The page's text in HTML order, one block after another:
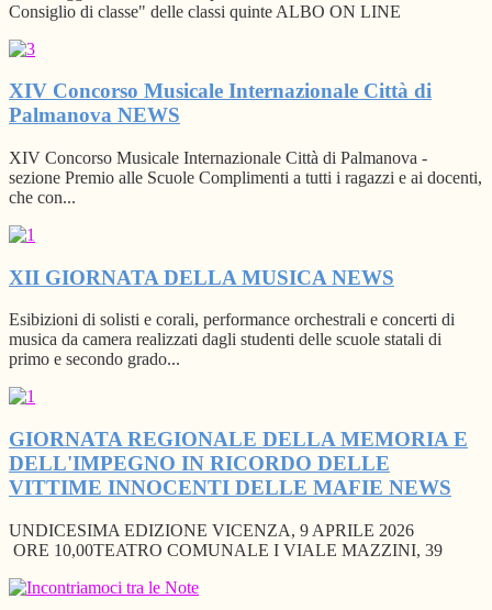
Consiglio di classe" delle classi quinte ALBO ON LINE
XIV Concorso Musicale Internazionale Città di
Palmanova NEWS
XIV Concorso Musicale Internazionale Città di Palmanova -
sezione Premio alle Scuole Complimenti a tutti i ragazzi e ai docenti,
che con...
XII GIORNATA DELLA MUSICA NEWS
Esibizioni di solisti e corali, performance orchestrali e concerti di
musica da camera realizzati dagli studenti delle scuole statali di
primo e secondo grado...
GIORNATA REGIONALE DELLA MEMORIA E
DELL'IMPEGNO IN RICORDO DELLE
VITTIME INNOCENTI DELLE MAFIE NEWS
UNDICESIMA EDIZIONE VICENZA, 9 APRILE 2026
ORE 10,00TEATRO COMUNALE I VIALE MAZZINI, 39